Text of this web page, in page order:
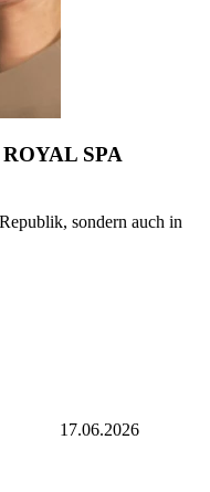
SPA
sondern auch in
17.06.2026